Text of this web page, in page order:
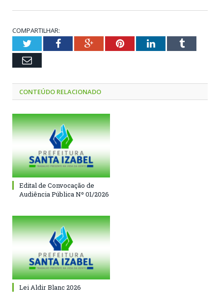
COMPARTILHAR:
TwitterFacebookGoogle+PinterestLinkedInTumblr
Email
CONTEÚDO RELACIONADO
Edital de Convocação de
Audiência Pública Nº 01/2026
Lei Aldir Blanc 2026